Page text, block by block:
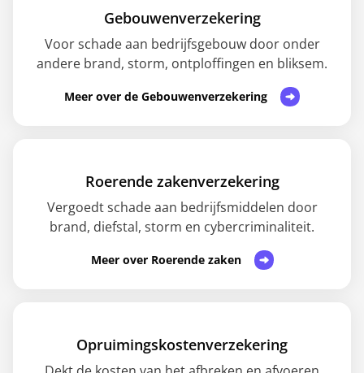
Gebouwenverzekering
Voor schade aan bedrijfsgebouw door onder
andere brand, storm, ontploffingen en bliksem.
Meer over de Gebouwenverzekering
Roerende zakenverzekering
Vergoedt schade aan bedrijfsmiddelen door
brand, diefstal, storm en cybercriminaliteit.
Meer over Roerende zaken
Opruimingskostenverzekering